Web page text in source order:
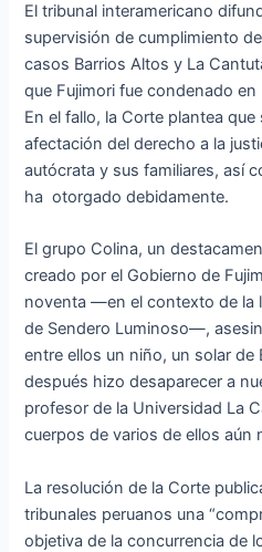
El tribunal interamericano
supervisión de cumplimiento
casos Barrios Altos y La
que Fujimori fue condenado
En el fallo, la Corte plantea
afectación del derecho a la
autócrata y sus familiares, así
ha otorgado debidamente.
El grupo Colina, un
creado por el Gobierno de
noventa —en el contexto de la
de Sendero Luminoso—,
entre ellos un niño, un solar de
después hizo desaparecer a
profesor de la Universidad La
cuerpos de varios de ellos
La resolución de la Corte
tribunales peruanos una
objetiva de la concurrencia de